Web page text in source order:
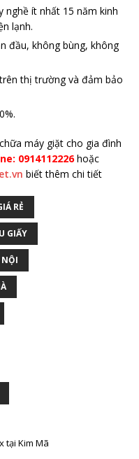
nghề ít nhất 15 năm kinh
lạnh.
đầu, không bùng, không
thị trường và đảm bảo
máy giặt cho gia đình
0914112226hoặc
biết thêm chi tiết
RẺ
GIẤY
NỘI
tại Kim Mã